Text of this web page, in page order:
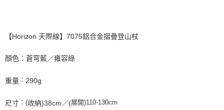
【Horizon 天際線】7075鋁合金摺疊登山杖
顏色：蒼穹藍／雍容綠
重量 ： 290g
尺寸 ：(收納)38cm／(展開)110-130cm